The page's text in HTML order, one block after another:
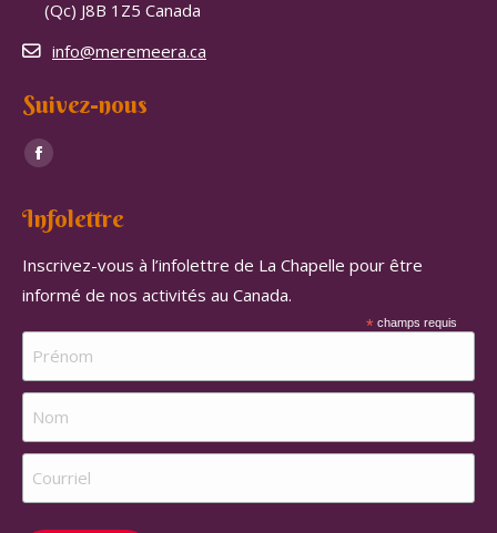
(Qc) J8B 1Z5 Canada
info@meremeera.ca
Suivez-nous
Trouvez nous sur :
Facebook
opens
Infolettre
Inscrivez-vous à l’infolettre de La Chapelle pour être
informé de nos activités au Canada.
*champs requis